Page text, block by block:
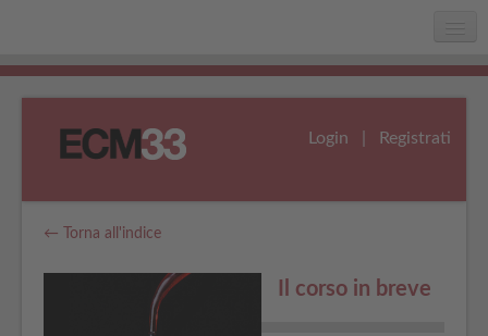
Home
Assistenza
Login Registrati
← Torna all'indice
Il corso in breve